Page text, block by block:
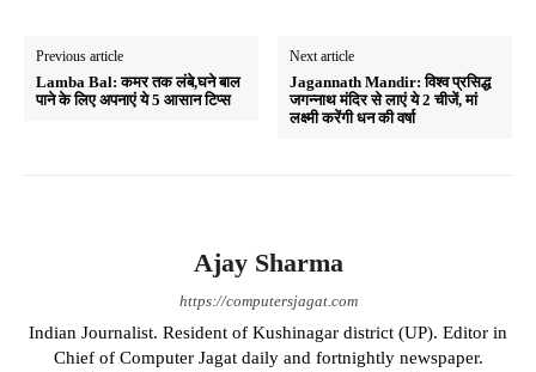
ts
A
pp
bo
ok
a
m
Previous article
Lamba Bal: कमर तक लंबे,घने बाल
पाने के लिए अपनाएं ये 5 आसान टिप्स
Next article
Jagannath Mandir: विश्व प्रसिद्ध
जगन्नाथ मंदिर से लाएं ये 2 चीजें, मां
लक्ष्मी करेंगी धन की वर्षा
Ajay Sharma
https://computersjagat.com
Indian Journalist. Resident of Kushinagar district (UP). Editor in
Chief of Computer Jagat daily and fortnightly newspaper.